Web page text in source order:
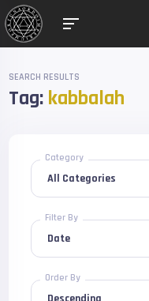
SEARCH RESULTS
Tag: kabbalah
Category
Filter By
Order By